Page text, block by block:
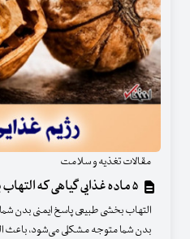
مقالات تغذیه و سلامت
التهاب بخشی طبیعی پاسخ ایمنی بدن
بدن شما متوجه مشکلی می‌شود، باعث